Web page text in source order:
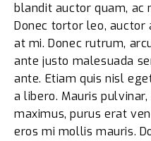
blandit auctor quam, ac
Donec tortor leo, auctor
at mi. Donec rutrum,
ante justo malesuada
ante. Etiam quis nisl
a libero. Mauris
maximus, purus erat
eros mi mollis mauris.